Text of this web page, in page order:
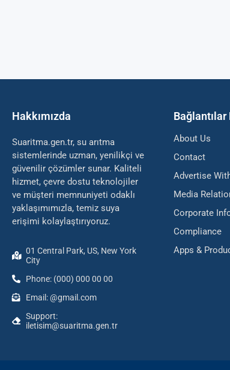
Hakkımızda
Suaritma.gen.tr, su arıtma
sistemlerinde uzman, yenilikçi ve
güvenilir çözümler sunar. Kaliteli
hizmet, çevre dostu teknolojiler
ve müşteri memnuniyeti odaklı
yaklaşımımızla, temiz suya
erişimi kolaylaştırıyoruz.
01 Central Park, US, New York
City
Phone: (000) 000 00 00
Email: @gmail.com
Support:
iletisim@suaritma.gen.tr
Bağlantılar
About Us
Contact
Advertise
Media
Corporate
Compliance
Apps &